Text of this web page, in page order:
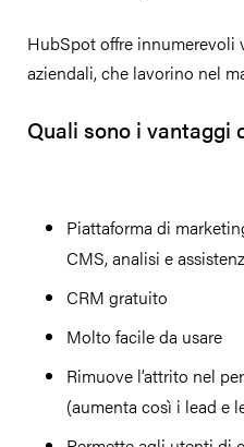
HubSpot offre innumerevoli
aziendali, che lavorino nel
Quali sono i vantaggi
Piattaforma di
CMS, analisi e
CRM gratuito
Molto facile da usare
Rimuove l’attrito nel
(aumenta così i lead e